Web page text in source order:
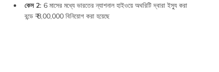
কেস 2: 6 মাসের মধ্যে ভারতের ন্যাশনাল হাইওয়ে অথরিটি দ্বারা ইস্যু করা
বন্ডে ₹ 8,00,000 বিনিয়োগ করা হয়েছে